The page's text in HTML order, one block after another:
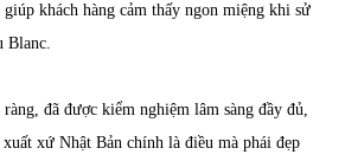
khách hàng cảm thấy ngon miệng khi sử
Blanc.
đã được kiểm nghiệm lâm sàng đầy đủ,
xuất xứ Nhật Bản chính là điều mà phái đẹp